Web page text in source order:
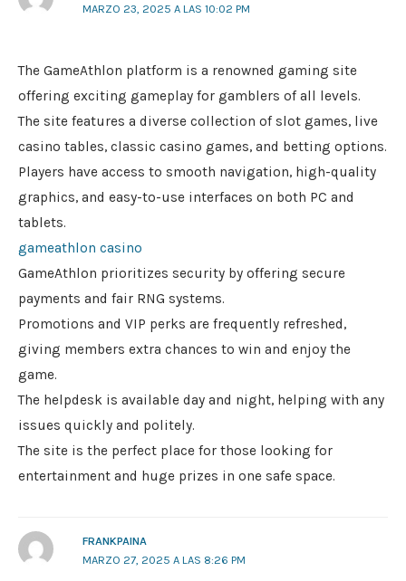
MARZO 23, 2025 A LAS 10:02 PM
The GameAthlon platform is a renowned gaming site
offering exciting gameplay for gamblers of all levels.
The site features a diverse collection of slot games, live
casino tables, classic casino games, and betting options.
Players have access to smooth navigation, high-quality
graphics, and easy-to-use interfaces on both PC and
tablets.
gameathlon casino
GameAthlon prioritizes security by offering secure
payments and fair RNG systems.
Promotions and VIP perks are frequently refreshed,
giving members extra chances to win and enjoy the
game.
The helpdesk is available day and night, helping with any
issues quickly and politely.
The site is the perfect place for those looking for
entertainment and huge prizes in one safe space.
FRANKPAINA
MARZO 27, 2025 A LAS 8:26 PM